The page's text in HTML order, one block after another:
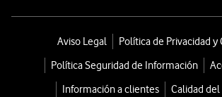
Aviso Legal
Política de Privacidad y
Política Seguridad de Información
Información a clientes
Calidad